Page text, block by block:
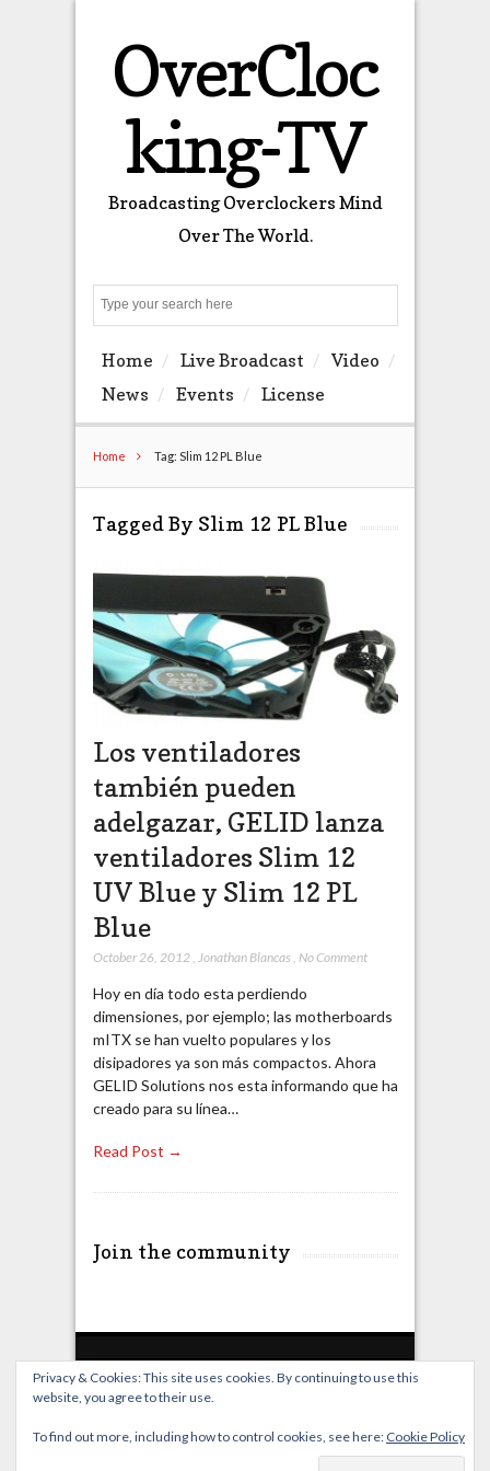
OverCloc
king-TV
Broadcasting Overclockers Mind
Over The World.
Home Live Broadcast
Video
News
Events License
Home Tag: Slim 12 PL Blue
Tagged By Slim 12 PL Blue
Los ventiladores
también pueden
adelgazar, GELID lanza
ventiladores Slim 12
UV Blue y Slim 12 PL
Blue
October 26, 2012, Jonathan Blancas , No Comment
Hoy en día todo esta perdiendo
dimensiones, por ejemplo; las motherboards
mITX se han vuelto populares y los
disipadores ya son más compactos. Ahora
GELID Solutions nos esta informando que ha
creado para su línea…
Read Post →
Join the community
Home Live Broadcast
Privacy & Cookies: This site uses cookies. By continuing to use this
website, you agree to their use.
To find out more, including how to control cookies, see here: Cookie Policy